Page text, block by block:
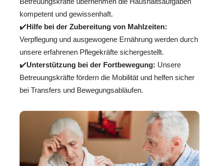
kompetent und gewissenhaft.
✔️Hilfe bei der Zubereitung von Mahlzeiten:
Verpflegung und ausgewogene Ernährung werden durch
unsere erfahrenen Pflegekräfte sichergestellt.
✔️Unterstützung bei der Fortbewegung: Unsere
Betreuungskräfte fördern die Mobilität und helfen sicher
bei Transfers und Bewegungsabläufen.